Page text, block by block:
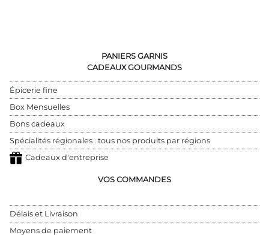
PANIERS GARNIS
CADEAUX GOURMANDS
Épicerie fine
Box Mensuelles
Bons cadeaux
Spécialités régionales : tous nos produits par régions
Cadeaux d'entreprise
VOS COMMANDES
Délais et Livraison
Moyens de paiement